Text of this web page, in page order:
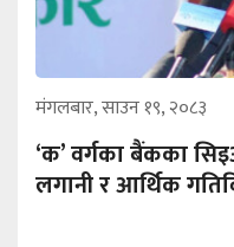
मंगलबार, साउन १९, २०८३
‘क’ वर्गका बैंकका
लगानी र आर्थिक